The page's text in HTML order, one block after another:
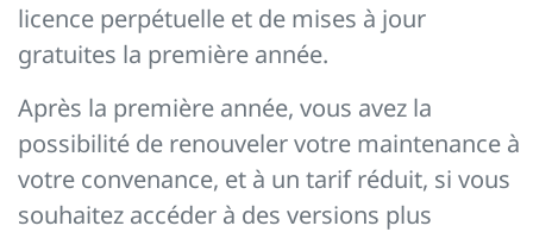
licence perpétuelle et de mises à jour
gratuites la première année.
Après la première année, vous avez la
possibilité de renouveler votre maintenance à
votre convenance, et à un tarif réduit, si vous
souhaitez accéder à des versions plus